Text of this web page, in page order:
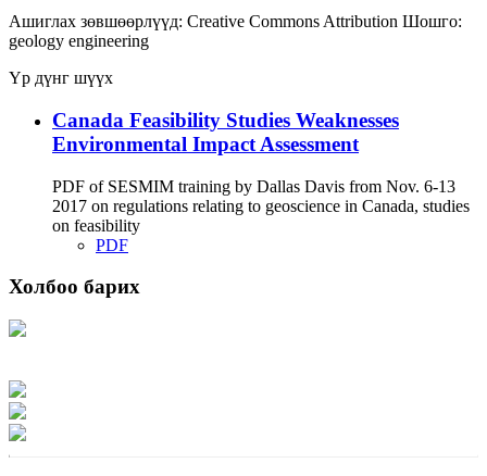
Ашиглах зөвшөөрлүүд: Creative Commons Attribution Шошго:
geology engineering
Үр дүнг шүүх
Canada Feasibility Studies Weaknesses
Environmental Impact Assessment
PDF of SESMIM training by Dallas Davis from Nov. 6-13
2017 on regulations relating to geoscience in Canada, studies
on feasibility
PDF
Холбоо барих